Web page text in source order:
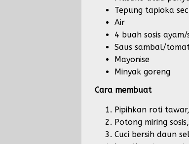
Tepung tapioka
Air
4 buah sosis
Saus sambal/
Mayonise
Minyak goreng
Cara membuat
Pipihkan roti
Potong miring
Cuci bersih daun